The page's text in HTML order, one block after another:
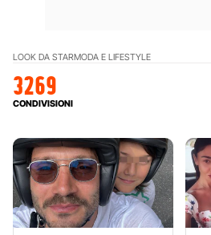
LOOK DA STARMODA E LIFESTYLE
3269
CONDIVISIONI